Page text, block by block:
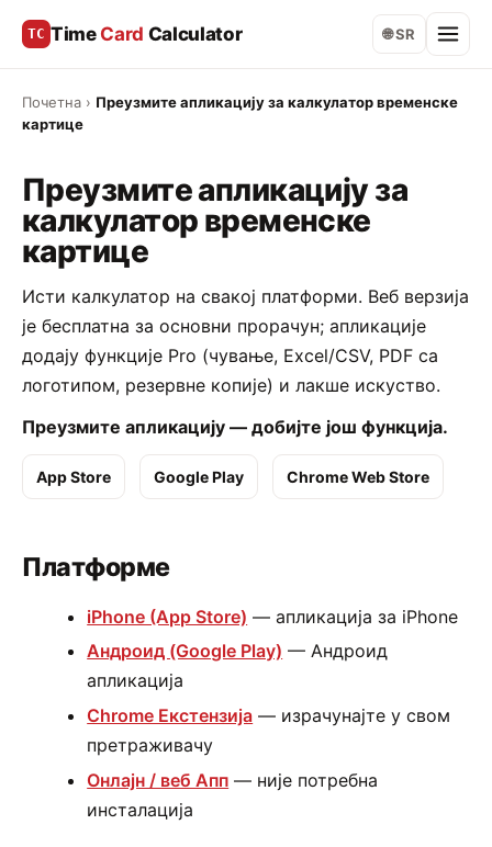
TC Time Card Calculator 🌐 SR
Почетна › Преузмите апликацију за калкулатор временске
картице
Преузмите апликацију за
калкулатор временске
картице
Исти калкулатор на свакој платформи. Веб верзија
је бесплатна за основни прорачун; апликације
додају функције Pro (чување, Excel/CSV, PDF са
логотипом, резервне копије) и лакше искуство.
Преузмите апликацију — добијте још функција.
App Store Google Play Chrome Web Store
Платформе
iPhone (App Store) — апликација за iPhone
Андроид (Google Play) — Андроид
апликација
Chrome Екстензија — израчунајте у свом
претраживачу
Онлајн / веб Апп — није потребна
инсталација